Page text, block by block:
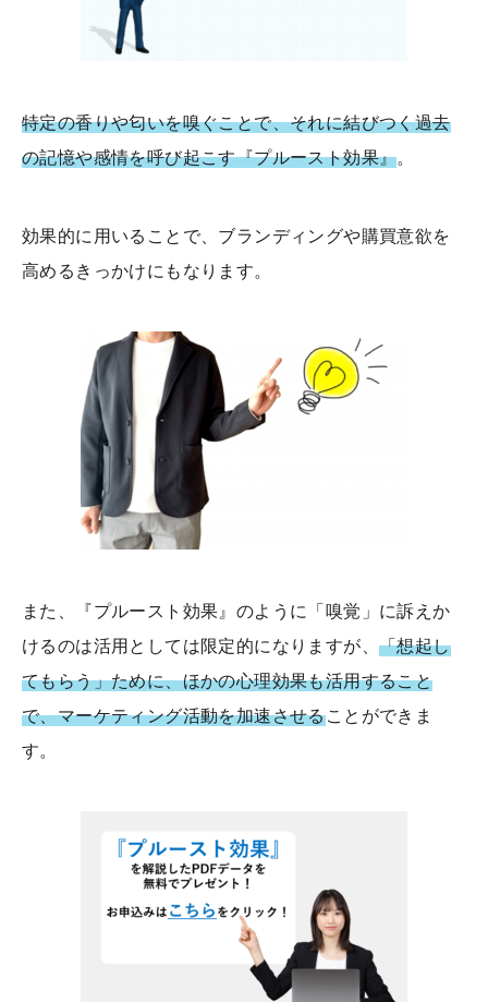
特定の香りや匂いを嗅ぐことで、それに結びつく過去
の記憶や感情を呼び起こす『プルースト効果』。
効果的に用いることで、ブランディングや購買意欲を
高めるきっかけにもなります。
また、『プルースト効果』のように「嗅覚」に訴えか
けるのは活用としては限定的になりますが、 「想起し
てもらう」ために、ほかの心理効果も活用すること
で、マーケティング活動を加速させることができま
す。